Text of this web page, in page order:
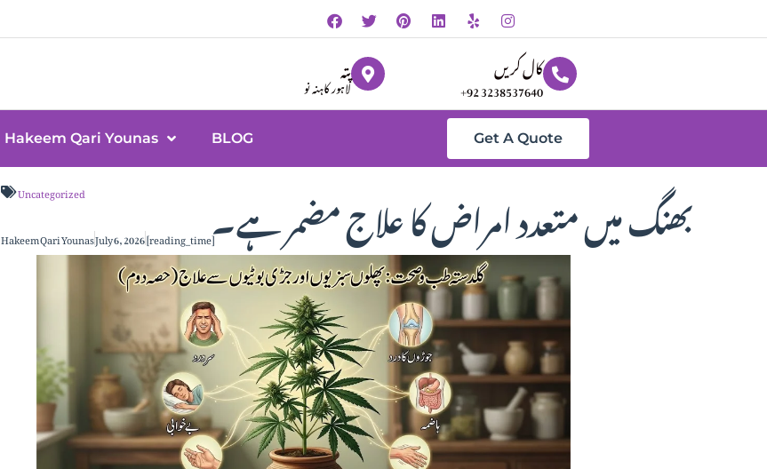
پتہ
لاہور کاہنہ نو
کال کریں
+92 3238537640
Hakeem Qari Younas BLOG Get A Quote
Uncategorized بھنگ میں متعدد امراض کا علاج مضمر ہے۔ Hakeem Qari YounasJuly 6, 2026[reading_time]